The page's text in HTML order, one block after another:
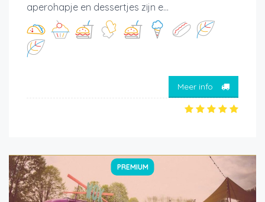
aperohapje en dessertjes zijn e...
Meer info
PREMIUM